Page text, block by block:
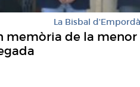
La Bisbal d'Empordà
memòria de la menor